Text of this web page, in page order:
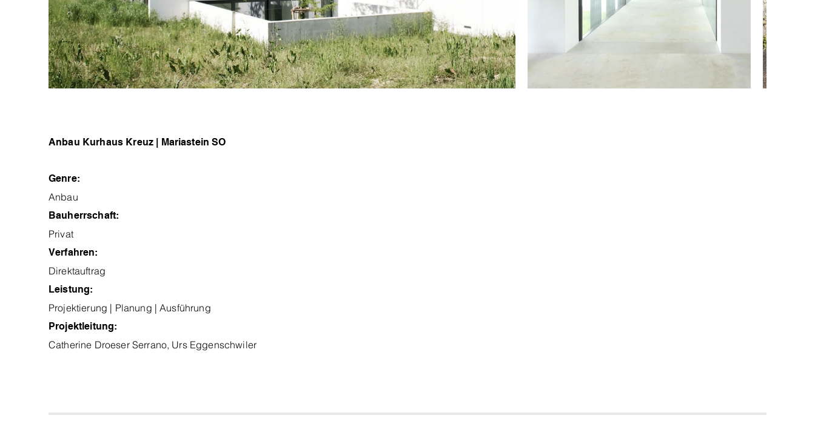
Anbau Kurhaus Kreuz | Mariastein SO
Genre:
Anbau
Bauherrschaft:
Privat
Verfahren:
Direktauftrag
Leistung:
Projektierung | Planung | Ausführung
Projektleitung:
Catherine Droeser Serrano, Urs Eggenschwiler